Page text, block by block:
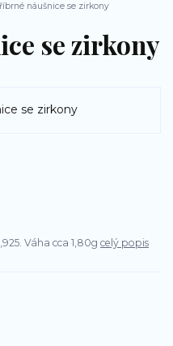
náušnice se zirkony
se zirkony
Váha cca 1,80g celý popis